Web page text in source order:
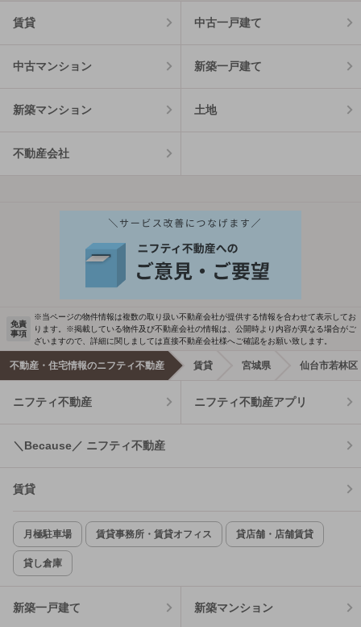
賃貸 中古一戸建て
中古マンション 新築一戸建て
新築マンション 土地
不動産会社
免責
事項
※当ページの物件情報は複数の取り扱い不動産会社が提供する情報を合わせて表示してお
ります。※掲載している物件及び不動産会社の情報は、公開時より内容が異なる場合がご
ざいますので、詳細に関しましては直接不動産会社様へご確認をお願い致します。
不動産・住宅情報のニフティ不動産 賃貸 宮城県 仙台市若林区
ニフティ不動産 ニフティ不動産アプリ
＼Because／ ニフティ不動産
賃貸
月極駐車場 賃貸事務所・賃貸オフィス 貸店舗・店舗賃貸
貸し倉庫
新築一戸建て 新築マンション